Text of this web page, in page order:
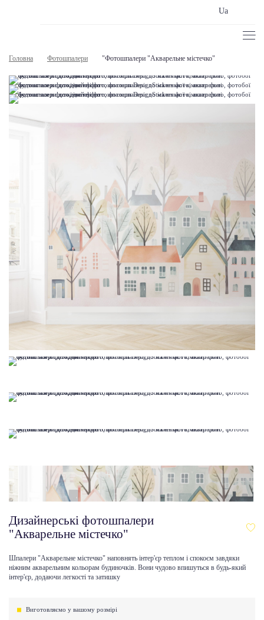
Ua
Головна Фотошпалери "Фотошпалери "Акварельне містечко"
Дизайнерські фотошпалери
"Акварельне містечко"
Шпалери "Акварельне містечко" наповнять інтер'єр теплом і спокоєм завдяки
ніжним акварельним кольорам будиночків. Вони чудово впишуться в будь-який
інтер'єр, додаючи легкості та затишку
Виготовляємо у вашому розмірі